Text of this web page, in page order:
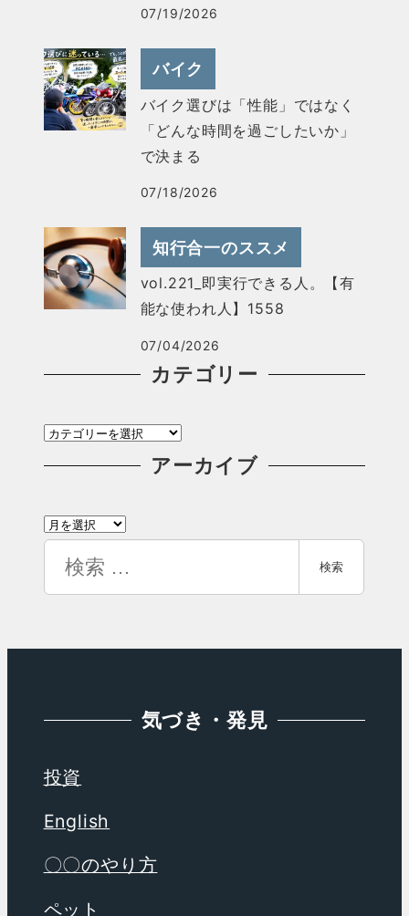
07/19/2026
バイク
バイク選びは「性能」ではなく
「どんな時間を過ごしたいか」
で決まる
07/18/2026
知行合一のススメ
vol.221_即実行できる人。【有
能な使われ人】1558
07/04/2026
カテゴリー
カ
テ
リ
アーカイブ
ア
カ
ブ
索
検索
気づき・発見
投資
English
〇〇のやり方
ペット